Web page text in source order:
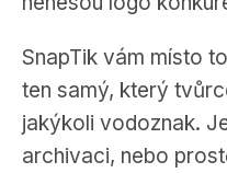
SnapTik vám místo
ten samý, který
jakýkoli vodoznak.
archivaci, nebo